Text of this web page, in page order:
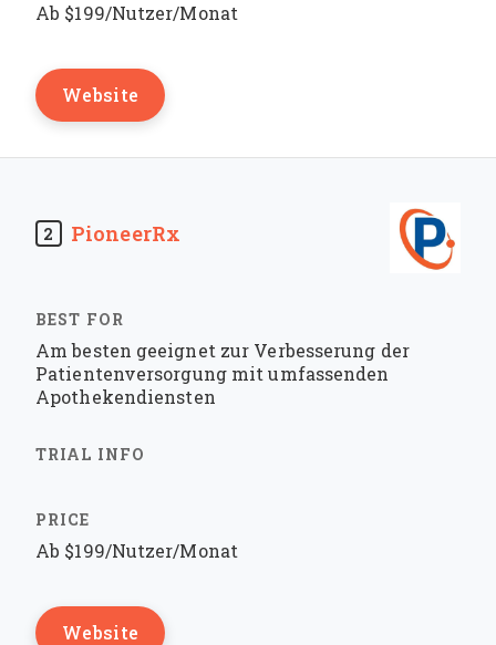
Ab $199/Nutzer/Monat
Website
2 PioneerRx
Am besten geeignet zur Verbesserung der
Patientenversorgung mit umfassenden
Apothekendiensten
Ab $199/Nutzer/Monat
Website